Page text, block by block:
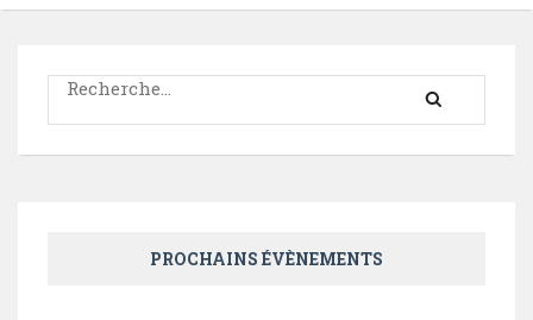
Rechercher :
PROCHAINS ÉVÈNEMENTS